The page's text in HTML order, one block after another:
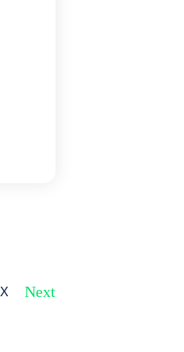
Next